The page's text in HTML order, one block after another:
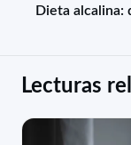
Dieta alcalina:
Lecturas